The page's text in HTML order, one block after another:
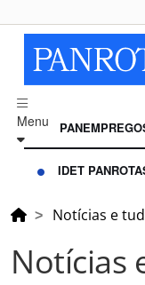
Menu
IDET
Notícias e
Notícias